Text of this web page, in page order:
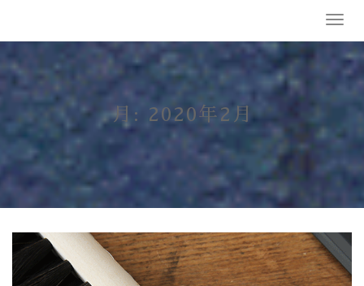
content
T
a
i
o
n
月: 2020年2月